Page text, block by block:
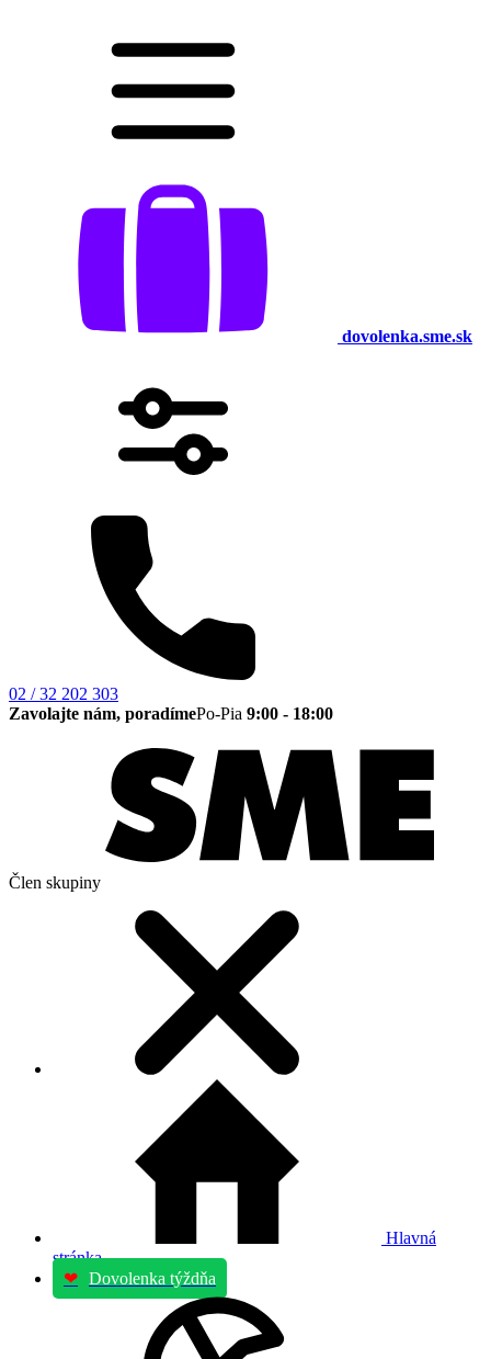
dovolenka.sme.sk
02 / 32 202 303
Zavolajte nám, poradímePo-Pia 9:00 - 18:00
Člen skupiny
Hlavná
stránka
❤ Dovolenka týždňa